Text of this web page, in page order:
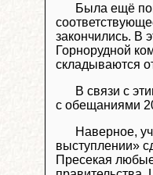
Была ещё
закончились. В
Горнорудной
складываются
В связи с
с обещаниями
Наверное,
выступлении»
Пресекая